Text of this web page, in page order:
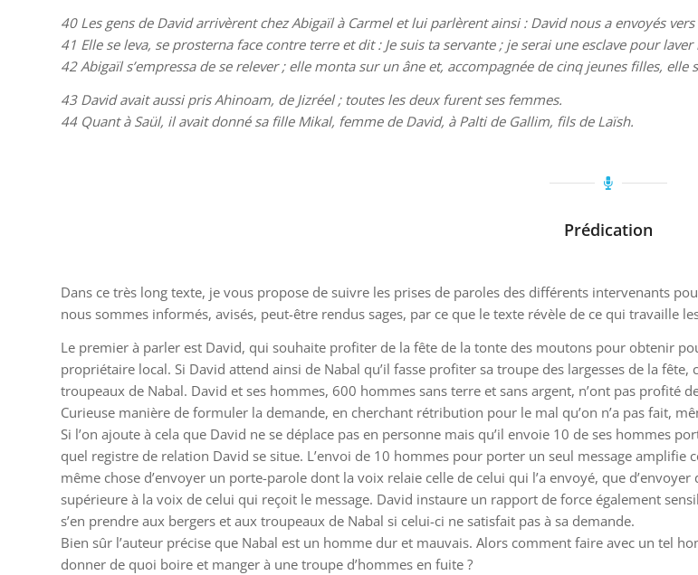
40 Les gens de David arrivèrent chez Abigaïl à Carmel et lui parlèrent ainsi : David nous a envoyés
41 Elle se leva, se prosterna face contre terre et dit : Je suis ta servante ; je serai une esclave pour
42Abigaïl s’empressa de se relever ; elle monta sur un âne et, accompagnée de cinq jeunes filles,
43 David avait aussi pris Ahinoam, de Jizréel ; toutes les deux furent ses femmes.
44 Quant à Saül, il avait donné sa fille Mikal, femme de David, à Palti de Gallim, fils de Laïsh.
Prédication
Dans ce très long texte, je vous propose de suivre les prises de paroles des différents intervenants
nous sommes informés, avisés, peut-être rendus sages, par ce que le texte révèle de ce qui travaille
Le premier à parler est David, qui souhaite profiter de la fête de la tonte des moutons pour obtenir
propriétaire local. Si David attend ainsi de Nabal qu’il fasse profiter sa troupe des largesses de la
troupeaux de Nabal. David et ses hommes, 600 hommes sans terre et sans argent, n’ont pas profité
Curieuse manière de formuler la demande, en cherchant rétribution pour le mal qu’on n’a pas fait,
Si l’on ajoute à cela que David ne se déplace pas en personne mais qu’il envoie 10 de ses hommes
quel registre de relation David se situe. L’envoi de 10 hommes pour porter un seul message amplifie
même chose d’envoyer un porte-parole dont la voix relaie celle de celui qui l’a envoyé, que
supérieure à la voix de celui qui reçoit le message. David instaure un rapport de force également
s’en prendre aux bergers et aux troupeaux de Nabal si celui-ci ne satisfait pas à sa demande.
Bien sûr l’auteur précise que Nabal est un homme dur et mauvais. Alors comment faire avec un tel
donner de quoi boire et manger à une troupe d’hommes en fuite ?